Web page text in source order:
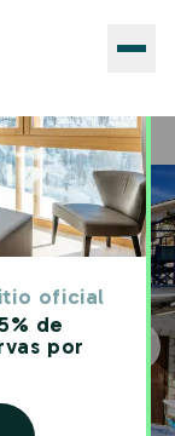
oficial
de
por